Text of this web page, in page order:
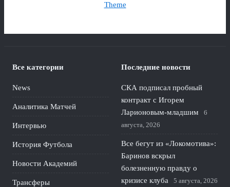
Theme
Все категории
News
Аналитика Матчей
Интервью
История Футбола
Новости Академий
Трансферы
Последние новости
СКА подписал пробный
контракт с Игорем
Ларионовым‑младшим
6
августа, 2026
Все бегут из «Локомотива»:
Баринов вскрыл
болезненную правду о
кризисе клуба
5 августа, 2026